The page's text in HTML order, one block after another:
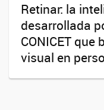
Retinar: la
desarrollada
CONICET que
visual en